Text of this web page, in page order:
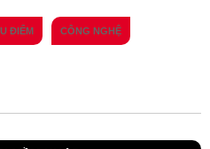
ĐIỂM CÔNG NGHỆ